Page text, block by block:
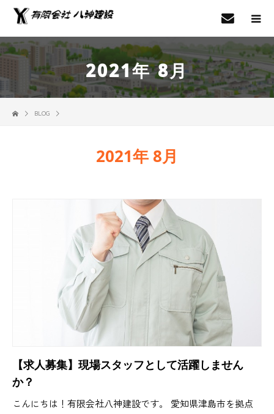
2021年 8月
BLOG
2021年 8月
【求人募集】現場スタッフとして活躍しません
か？
こんにちは！有限会社八神建設です。 愛知県津島市を拠点